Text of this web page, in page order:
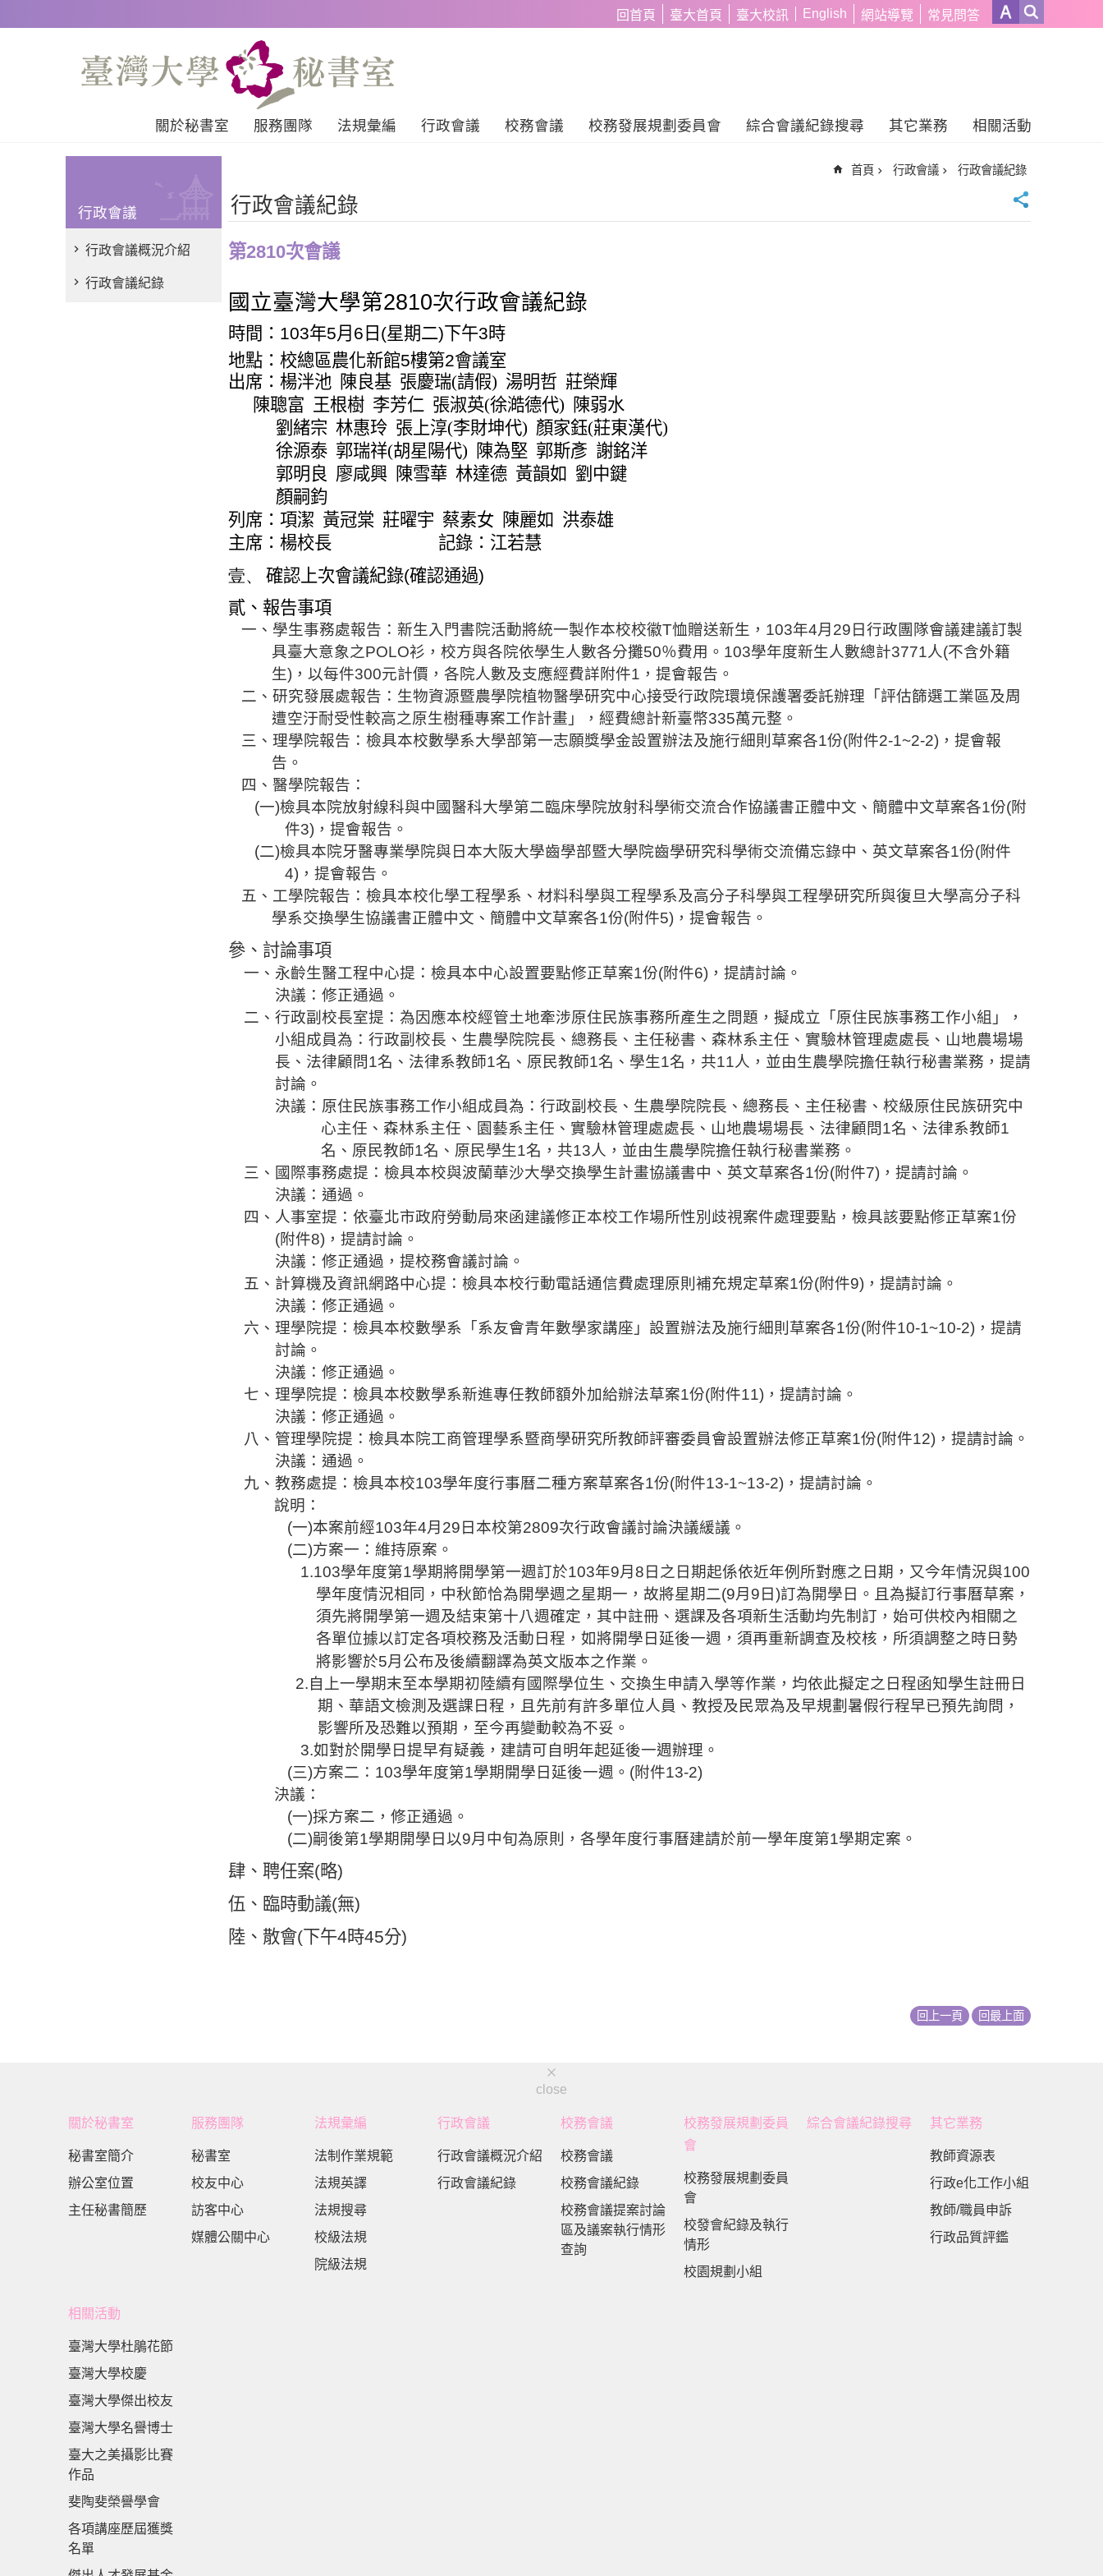
回首頁 臺大首頁 臺大校訊 English 網站導覽 常見問答
關於秘書室 服務團隊 法規彙編 行政會議 校務會議 校務發展規劃委員會 綜合會議紀錄搜尋 其它業務 相關活動
行政會議
行政會議概況介紹
行政會議紀錄
首頁 行政會議 行政會議紀錄
行政會議紀錄
第2810次會議
國立臺灣大學第2810次行政會議紀錄
時間： 103年5月 6 日 (星期二)下午3時
地點：校總區農化新館5樓第2會議室
出席：楊泮池 陳良基 張慶瑞(請假) 湯明哲 莊榮輝
陳聰富 王根樹 李芳仁 張淑英(徐澔德代)
陳弱水
劉緒宗 林惠玲 張上淳(李財坤代) 顏家鈺(莊東漢代)
徐源泰 郭瑞祥(胡星陽代) 陳為堅 郭斯彥 謝銘洋
郭明良 廖咸興 陳雪華 林達德 黃韻如 劉中鍵
顏嗣鈞
列席： 項潔 黃冠棠 莊曜宇 蔡素女 陳麗如 洪泰雄
主席：楊校長
記錄：江若慧
壹、
確認上次會議紀錄(確認通過)
貳、報告事項
一、學生事務處報告 ： 新生入門書院活動將統一製作本校校徽T恤贈送新生， 103年4月 29 日行政團隊會議建議訂製
具臺大意象之POLO衫，校方與各院依學生人數各分攤50％費用。 103學年度新生人數總計3771人(不含外籍
生) ，以每件300元計價，各院人數及支應經費詳附件1 ，提會報告。
二、研究發展處報告：生物資源暨農學院植物醫學研究中心接受行政院環境保護署委託辦理「評估篩選工業區及周
遭空汙耐受性較高之原生樹種專案工作計畫」，經費總計新臺幣335萬元整。
三、理學院報告 ：檢具本校數學系大學部第一志願獎學金設置辦法及施行細則草案各1份(附件2-1~2-2) ，提會報
告。
四、醫學院報告：
(一)檢具本院放射線科與中國醫科大學第二臨床學院放射科學術交流合作協議書正體中文、簡體中文草案各1份(附
件3) ，提會報告。
(二)檢具本院牙醫專業學院與日本大阪大學齒學部暨大學院齒學研究科學術交流備忘錄中、英文草案各1份(附件
4) ，提會報告。
五、工學院報告 ：檢具本校化學工程學系、材料科學與工程學系及高分子科學與工程學研究所與復旦大學高分子科
學系交換學生協議書正體中文、簡體中文草案各1份(附件5) ，提會報告。
參、討論事項
一 、 永齡生醫工程中心提：檢具本中心設置要點修正草案1份(附件6) ，提請討論。
決議：修正通過。
二、行政副校長室提 ：為因應本校經管土地牽涉原住民族事務所產生之問題，擬成立「原住民族事務工作小組」，
小組成員為：行政副校長、生農學院院長、總務長、主任秘書、森林系主任、實驗林管理處處長、山地農場場
長、法律顧問1名、法律系教師1名、原民教師1名、學生1名，共11人，並由生農學院擔任執行秘書業務，提請
討論。
決議： 原住民族事務工作小組成員為：行政副校長、生農學院院長、總務長、主任秘書、 校級原住民族研究中
心主任、森林系主任、園藝系主任、實驗林管理處處長、山地農場場長、法律顧問1名、法律系教師1
名、原民教師1名、原民學生1名，共13人，並由生農學院擔任執行秘書業務 。
三、國際事務處提：檢具本校與波蘭華沙大學交換學生計畫協議書中、英文草案各1份(附件7) ，提請討論。
決議：通過。
四、人事室提：依臺北市政府勞動局來函建議修正本校工作場所性別歧視案件處理要點，檢具該要點修正草案1份
(附件8) ，提請討論。
決議：修正通過，提校務會議討論。
五、計算機及資訊網路中心提：檢具本校行動電話通信費處理原則補充規定草案1份(附件9) ，提請討論。
決議：修正通過。
六、理學院提：檢具本校數學系「系友會青年數學家講座」設置辦法及施行細則草案各1份(附件10-1~10-2) ，提請
討論。
決議：修正通過。
七、理學院提：檢具本校數學系新進專任教師額外加給辦法草案1份(附件11) ，提請討論。
決議：修正通過。
八、管理學院提：檢具本院工商管理學系暨商學研究所教師評審委員會設置辦法修正草案1份(附件12) ，提請討論。
決議：通過。
九、教務處提：檢具本校103學年度行事曆二種方案草案各1份(附件13-1~13-2) ，提請討論。
說明：
(一)本案前經103年4月 29 日本校第2809次行政會議討論決議緩議。
(二)方案一 ：維持原案。
1.103學年度第1學期將開學第一週訂於103年9月 8 日之日期起係依近年例 所對應之日期，又今年情況與100
學年度情況相同，中秋節恰為開學週之星期一，故將星期二(9月 9 日 )訂為開學日。且為擬訂行事曆草案，
須先將開學第一週及結束第十八週確定，其中註冊、選課及各項新生活動均先制訂 ，始可供校內相關之
各單位據以訂定各項校務及活動日程，如將開學日延後一週 ，須再重新調查及校核 ，所須調整之時日勢
將影響於5月公布及後續翻譯為英文版本之作業。
2.自上一學期末至本學期初陸續有國際學位生、交換生申請入學等作業， 均依此擬定之日程函知學生註冊日
期、華語文檢測及選課日程，且先前有許多單位人員、教授及民眾為及早規劃暑假行程早已預先詢問，
影響所及恐難以預期，至今再變動較為不妥。
3.如對於開學日提早有疑義， 建請可自明年起延後一週辦理。
(三)方案二： 103學年度第1學期開學日延後一週 。 (附件13-2)
決議：
(一)採方案二，修正通過。
(二)嗣後第1學期開學日以9月中旬為原則，各學年度行事曆建請於前一學年度第1學期定案。
肆、聘任案(略)
伍 、 臨時動議(無)
陸、 散會(下午4時45分)
回上一頁 回最上面
close
關於秘書室
秘書室簡介
辦公室位置
主任秘書簡歷
服務團隊
秘書室
校友中心
訪客中心
媒體公關中心
法規彙編
法制作業規範
法規英譯
法規搜尋
校級法規
院級法規
行政會議
行政會議概況介紹
行政會議紀錄
校務會議
校務會議
校務會議紀錄
校務會議提案討論
區及議案執行情形
查詢
校務發展規劃委員
會
校務發展規劃委員
會
校發會紀錄及執行
情形
校園規劃小組
綜合會議紀錄搜尋 其它業務
教師資源表
行政e化工作小組
教師/職員申訴
行政品質評鑑
相關活動
臺灣大學杜鵑花節
臺灣大學校慶
臺灣大學傑出校友
臺灣大學名譽博士
臺大之美攝影比賽
作品
斐陶斐榮譽學會
各項講座歷屆獲獎
名單